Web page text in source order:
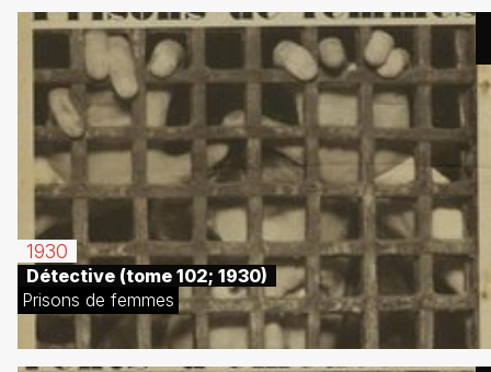
1930
Détective (tome 102; 1930)
Prisons de femmes